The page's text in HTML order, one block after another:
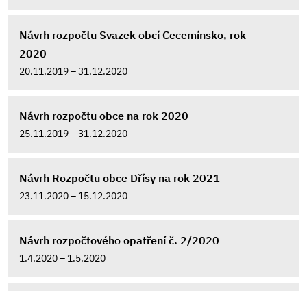
Návrh rozpočtu Svazek obcí Cecemínsko, rok
2020
20.11.2019 – 31.12.2020
Návrh rozpočtu obce na rok 2020
25.11.2019 – 31.12.2020
Návrh Rozpočtu obce Dřísy na rok 2021
23.11.2020 – 15.12.2020
Návrh rozpočtového opatření č. 2/2020
1.4.2020 – 1.5.2020